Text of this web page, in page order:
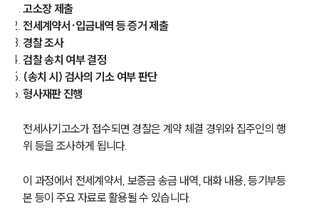
고소장 제출
전세계약서·입금내역 등 증거 제출
경찰 조사
검찰 송치 여부 결정
(송치 시) 검사의 기소 여부 판단
형사재판 진행
전세사기고소가 접수되면 경찰은 계약 체결 경위와 집주인의 행
위 등을 조사하게 됩니다.
이 과정에서 전세계약서, 보증금 송금 내역, 대화 내용, 등기부등
본 등이 주요 자료로 활용될 수 있습니다.